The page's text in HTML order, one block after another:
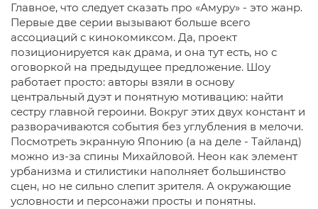
Главное, что следует сказать про «Амуру» - это жанр.
Первые две серии вызывают больше всего
ассоциаций с кинокомиксом. Да, проект
позиционируется как драма, и она тут есть, но с
оговоркой на предыдущее предложение. Шоу
работает просто: авторы взяли в основу
центральный дуэт и понятную мотивацию: найти
сестру главной героини. Вокруг этих двух констант и
разворачиваются события без углубления в мелочи.
Посмотреть экранную Японию (а на деле - Тайланд)
можно из-за спины Михайловой. Неон как элемент
урбанизма и стилистики наполняет большинство
сцен, но не сильно слепит зрителя. А окружающие
условности и персонажи просты и понятны.